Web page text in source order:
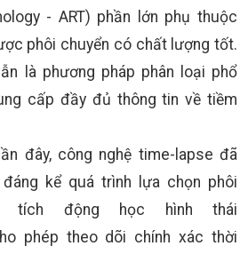
- ART) phần lớn phụ thuộc
phôi chuyển có chất lượng tốt.
là phương pháp phân loại phổ
cấp đầy đủ thông tin về tiềm
đây, công nghệ time-lapse đã
kể quá trình lựa chọn phôi
tích động học hình thái
phép theo dõi chính xác thời